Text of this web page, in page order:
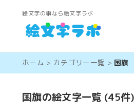
絵文字の事なら絵文字ラボ
ホーム > カテゴリー一覧 > 国旗
国旗の絵文字一覧 (45件)